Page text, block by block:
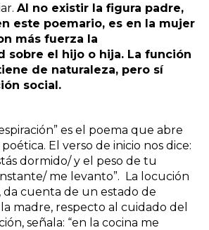
Al no existir la figura padre,
este poemario, es en la mujer
más fuerza la
sobre el hijo o hija. La función
de naturaleza, pero sí
social.
es el poema que abre
El verso de inicio nos dice:
dormido/ y el peso de tu
me levanto”. La locución
da cuenta de un estado de
madre, respecto al cuidado del
señala: “en la cocina me